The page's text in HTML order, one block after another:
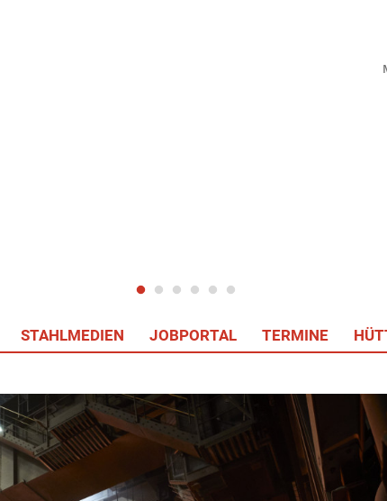
STAHLMEDIEN JOBPORTAL TERMINE